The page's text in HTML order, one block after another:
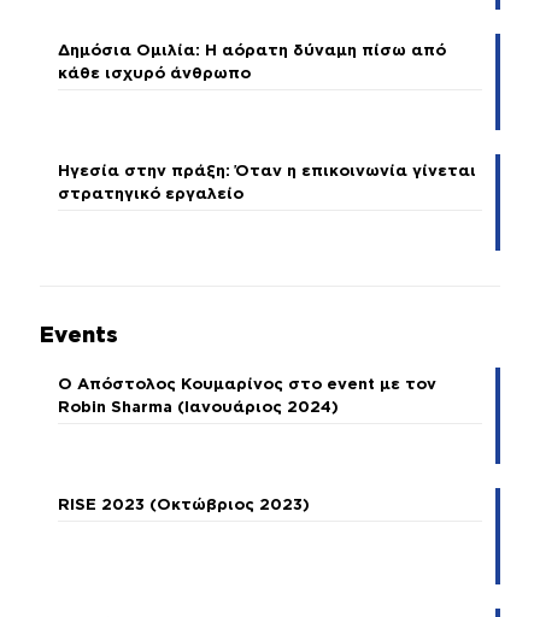
Δημόσια Ομιλία: Η αόρατη δύναμη πίσω από
κάθε ισχυρό άνθρωπο
Ηγεσία στην πράξη: Όταν η επικοινωνία γίνεται
στρατηγικό εργαλείο
Events
Ο Απόστολος Κουμαρίνος στο event με τον
Robin Sharma (Ιανουάριος 2024)
RISE 2023 (Οκτώβριος 2023)